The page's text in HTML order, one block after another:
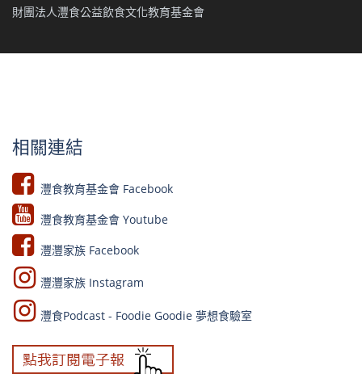
財團法人灃食公益飲食文化教育基金會
相關連結
灃食教育基金會 Facebook​
灃食教育基金會 Youtube​​
灃灃家族 Facebook
灃灃家族 Instagram
灃食Podcast - Foodie Goodie 夢想食驗室​